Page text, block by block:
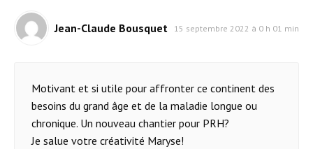
Jean-Claude Bousquet 15 septembre 2022 à 0 h 01 min
Motivant et si utile pour affronter ce continent des
besoins du grand âge et de la maladie longue ou
chronique. Un nouveau chantier pour PRH?
Je salue votre créativité Maryse!